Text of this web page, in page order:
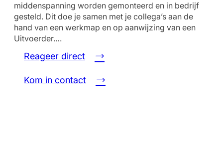
middenspanning worden gemonteerd en in bedrijf
gesteld. Dit doe je samen met je collega’s aan de
hand van een werkmap en op aanwijzing van een
Uitvoerder.…
Reageer direct
Kom in contact